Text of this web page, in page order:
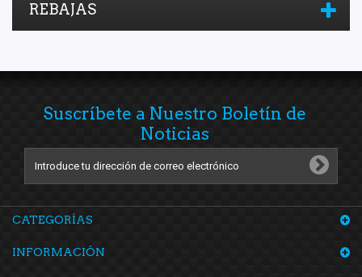
REBAJAS
Suscríbete a Nuestro Boletín de
Noticias
CATEGORÍAS
INFORMACIÓN